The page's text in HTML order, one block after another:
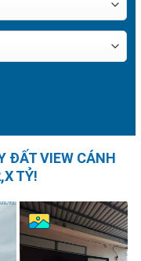
ĐẤT VIEW CÁNH
TỶ!